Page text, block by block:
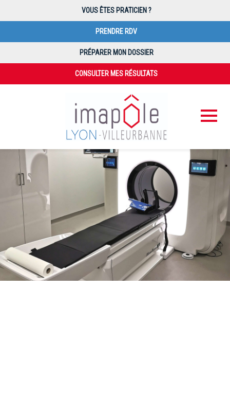
VOUS ÊTES PRATICIEN ?
PRENDRE RDV
PRÉPARER MON DOSSIER
CONSULTER MES RÉSULTATS
PAIEMENT EN LIGNE